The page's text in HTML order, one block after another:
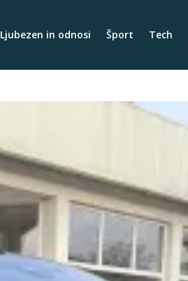
Ljubezen in odnosi Šport Tech